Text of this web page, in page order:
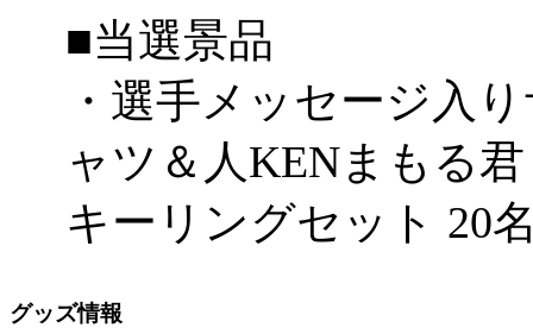
■当選景品
・選手メッセージ入
ャツ＆人KENまもる
キーリングセット 20
グッズ情報